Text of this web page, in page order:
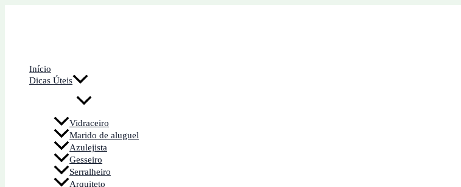
Início
Dicas Úteis
Vidraceiro
Marido de aluguel
Azulejista
Gesseiro
Serralheiro
Arquiteto